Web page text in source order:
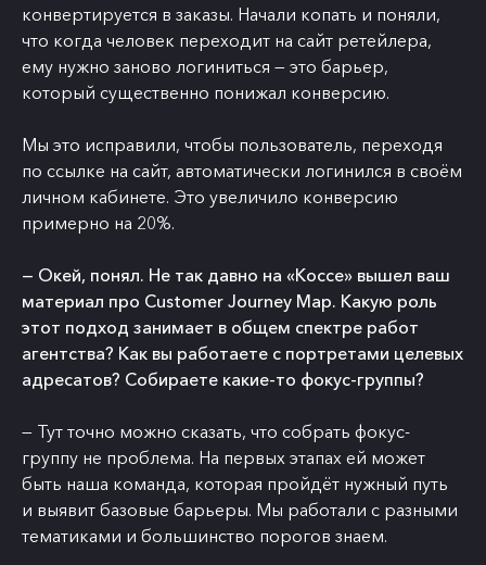
конвертируется в заказы. Начали копать и поняли,
что когда человек переходит на сайт ретейлера,
ему нужно заново логиниться — это барьер,
который существенно понижал конверсию.
Мы это исправили, чтобы пользователь, переходя
по ссылке на сайт, автоматически логинился в своём
личном кабинете. Это увеличило конверсию
примерно на 20%.
— Окей, понял. Не так давно на «Коссе» вышел ваш
материал про Customer Journey Map. Какую роль
этот подход занимает в общем спектре работ
агентства? Как вы работаете с портретами целевых
адресатов? Собираете какие-то фокус-группы?
— Тут точно можно сказать, что собрать фокус-
группу не проблема. На первых этапах ей может
быть наша команда, которая пройдёт нужный путь
и выявит базовые барьеры. Мы работали с разными
тематиками и большинство порогов знаем.